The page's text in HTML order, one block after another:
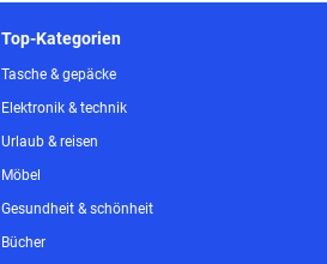
Top-Kategorien
Tasche & gepäcke
Elektronik & technik
Urlaub & reisen
Möbel
Gesundheit & schönheit
Bücher